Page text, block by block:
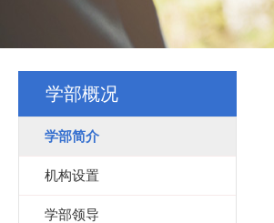
学部概况
学部简介
机构设置
学部领导